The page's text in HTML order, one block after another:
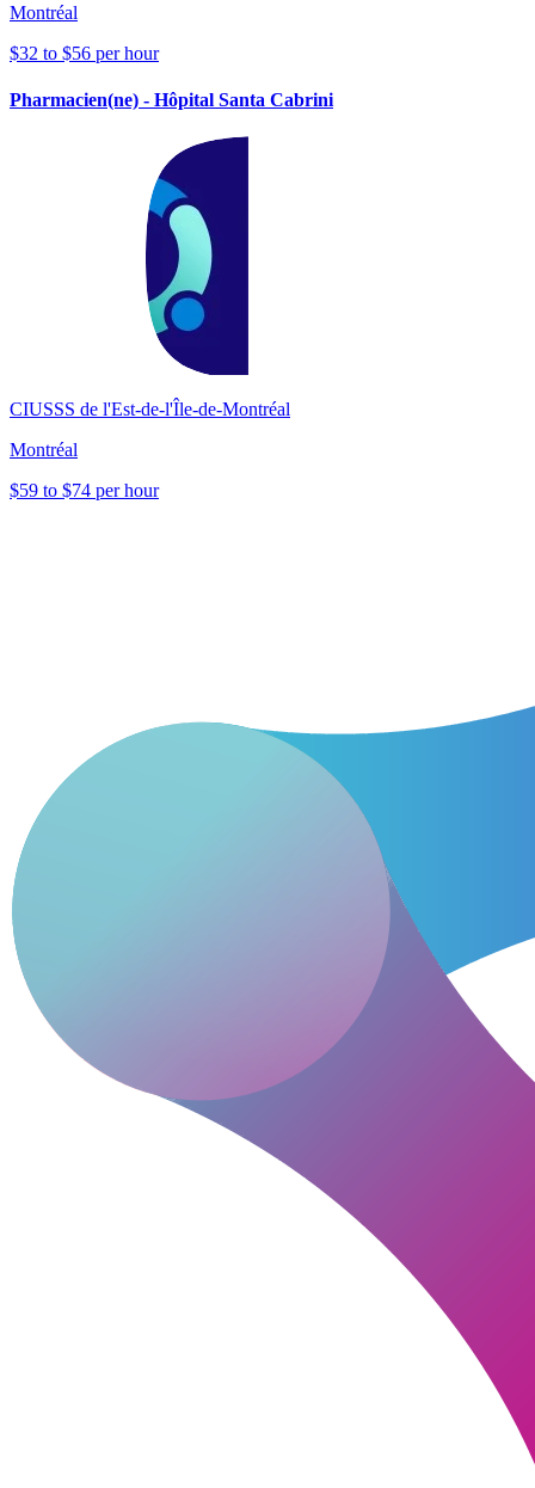
Montréal
$32 to $56 per hour
Pharmacien(ne) - Hôpital Santa Cabrini
CIUSSS de l'Est-de-l'Île-de-Montréal
Montréal
$59 to $74 per hour